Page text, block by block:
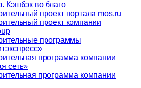
Кэшбэк во благо
проект портала mos.ru
проект компании
программы
программа компании
сеть»
программа компании